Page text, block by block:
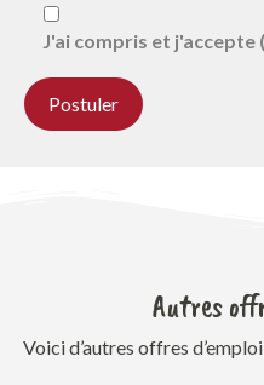
J'ai compris et j'accepte
Autres
Voici d’autres offres